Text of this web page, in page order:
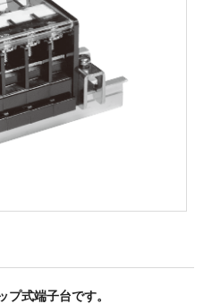
サイトへ
環境方針について
プ式端子台です。